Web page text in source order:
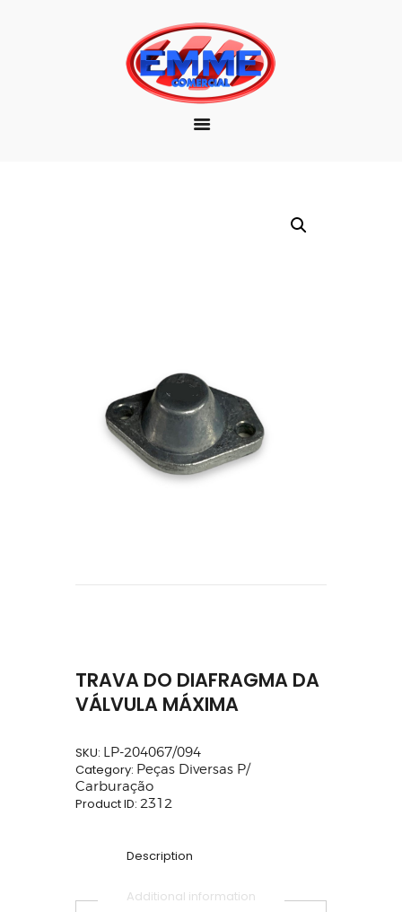
EMPRESA
MARCAS
PRODUTOS
TRAVA DO DIAFRAGMA DA
VÁLVULA MÁXIMA
SKU: LP-204067/094
Category: Peças Diversas P/
Carburação
Product ID: 2312
Description
Additional information